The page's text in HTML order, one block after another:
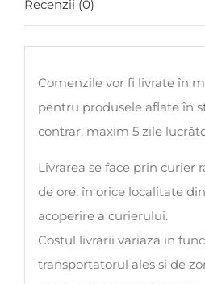
Recenzii (0)
Comenzile vor fi livrate în
pentru produsele aflate în
contrar, maxim 5 zile
Livrarea se face prin curier
de ore, în orice localitate
acoperire a curierului.
Costul livrarii variaza in
transportatorul ales si de